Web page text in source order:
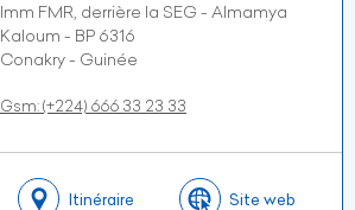
Imm FMR, derrière la SEG - Almamya
Kaloum - BP 6316
Conakry - Guinée
Gsm:(+224) 666 33 23 33
Itinéraire Site web